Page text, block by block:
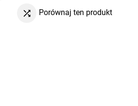
 Porównaj ten produkt